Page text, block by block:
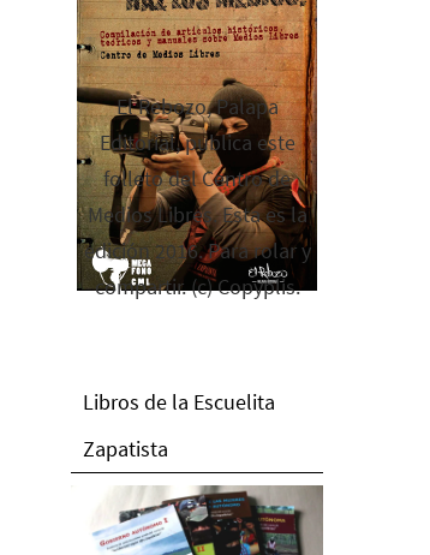
El Rebozo, Palapa
Editorial, publica este
folleto del Centro de
Medios Libres. Esta es la
edición 2016. Para rolar y
compartir. (c) Copyplis.
Libros de la Escuelita
Zapatista